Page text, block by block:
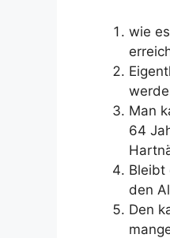
wie
Man
64
Bleibt
den
Den